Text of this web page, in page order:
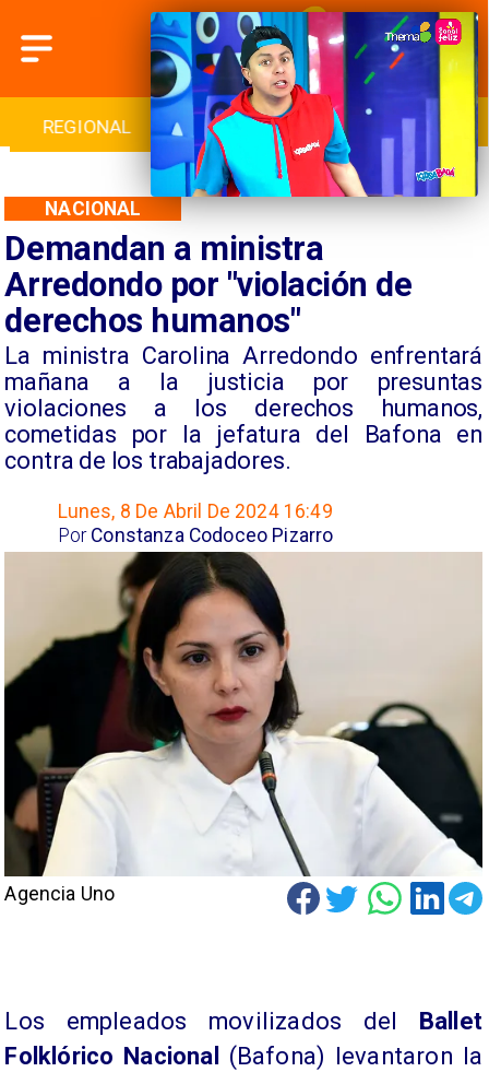
INTERNACIONAL DEPORTES CULTURA
Demandan a ministra
Arredondo por "violación de
derechos humanos"
La ministra Carolina Arredondo enfrentará
mañana a la justicia por presuntas
violaciones a los derechos humanos,
cometidas por la jefatura del Bafona en
contra de los trabajadores.
NACIONAL
Lunes, 8 De Abril De 2024 16:49
Constanza Codoceo Pizarro
Por
Agencia Uno
Los empleados movilizados del Ballet
Folklórico Nacional (Bafona) levantaron la